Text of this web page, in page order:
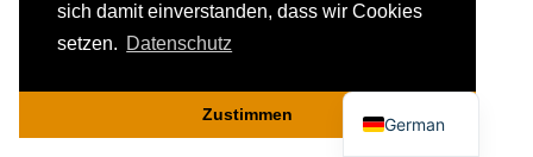
sich damit einverstanden, dass wir Cookies
setzen. Datenschutz
Zustimmen German